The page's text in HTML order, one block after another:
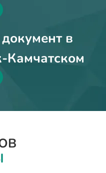
в
Камчатском